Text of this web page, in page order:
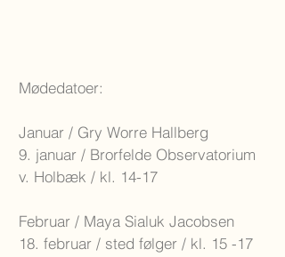
Mødedatoer:
Januar / Gry Worre Hallberg
9. januar / Brorfelde Observatorium
v. Holbæk / kl. 14-17
Februar / Maya Sialuk Jacobsen
18. februar / sted følger / kl. 15 -17